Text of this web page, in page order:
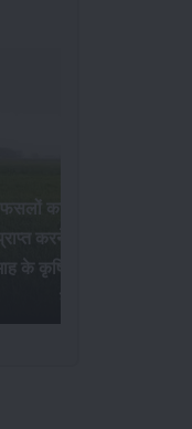
Paddy Insects - धान की
फसल में लगने वाले पौध
फुदके और तना छेदक किट के
नियंत्रण उपाय...